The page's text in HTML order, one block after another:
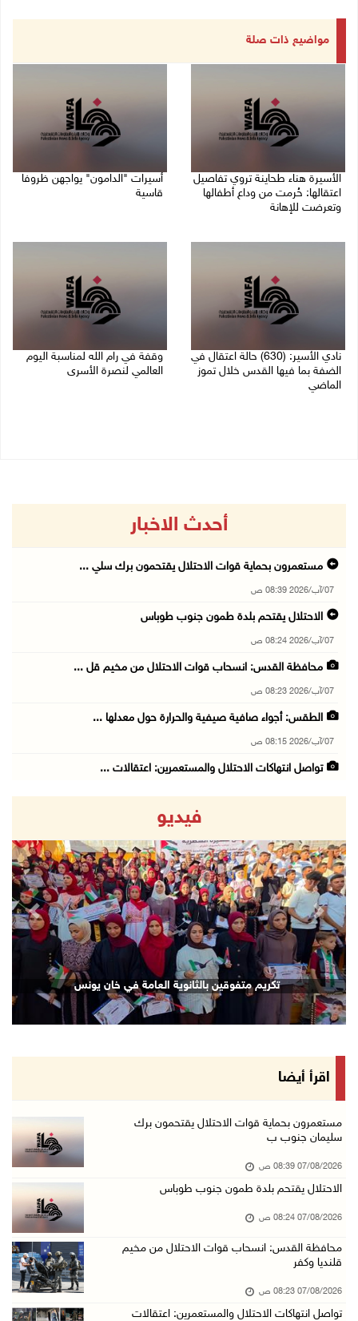
مواضيع ذات صلة
الأسيرة هناء طحاينة تروي تفاصيل
اعتقالها: حُرمت من وداع أطفالها
وتعرضت للإهانة
أسيرات "الدامون" يواجهن ظروفا
قاسية
نادي الأسير: (630) حالة اعتقال في
الضفة بما فيها القدس خلال تموز
الماضي
وقفة في رام الله لمناسبة اليوم
العالمي لنصرة الأسرى
أحدث الاخبار
مستعمرون بحماية قوات الاحتلال يقتحمون برك سلي ...
07/آب/2026 08:39 ص
الاحتلال يقتحم بلدة طمون جنوب طوباس
07/آب/2026 08:24 ص
محافظة القدس: انسحاب قوات الاحتلال من مخيم قل ...
07/آب/2026 08:23 ص
الطقس: أجواء صافية صيفية والحرارة حول معدلها ...
07/آب/2026 08:15 ص
تواصل انتهاكات الاحتلال والمستعمرين: اعتقالات ...
الاحتلال يخطر باقتلاع أشجار من 310 دونمات وال ...
06/آب/2026 11:14 م
قوات الاحتلال تقتحم يعبد جنوب غرب جنين
06/آب/2026 10:49 م
48 إصابة منذ بدء عدوان الاحتلال على مخيم قلند ...
06/آب/2026 10:45 م
الاحتلال يعتقل شابين من المغير
06/آب/2026 10:27 م
وزير الداخلية يبحث مع مكافحة المخدرات الدولي ...
رئيس بلدية الخليل يطلع وفدا أميركيا على تطورا ...
06/آب/2026 09:17 م
إصابة مسن بجروح ورضوض إثر اعتداء جيش الاحتلال ...
ورشة توصي بخطة عاجلة لاستعادة التعليم الوجاهي ...
06/آب/2026 09:08 م
فيديو
تكريم متفوقين بالثانوية العامة في خان يونس
Next
اقرأ أيضا
مستعمرون بحماية قوات الاحتلال يقتحمون برك
سليمان جنوب ب
07/08/2026 08:39 ص
الاحتلال يقتحم بلدة طمون جنوب طوباس
07/08/2026 08:24 ص
محافظة القدس: انسحاب قوات الاحتلال من مخيم
قلنديا وكفر
07/08/2026 08:23 ص
تواصل انتهاكات الاحتلال والمستعمرين: اعتقالات